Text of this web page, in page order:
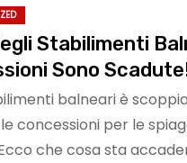
Stabilimenti
Sono
balneari è
concessioni per le
che cosa sta